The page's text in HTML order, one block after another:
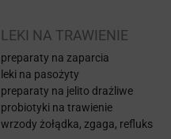
LEKI NA TRAWIENIE
preparaty na zaparcia
leki na pasożyty
preparaty na jelito drażliwe
probiotyki na trawienie
wrzody żołądka, zgaga, refluks